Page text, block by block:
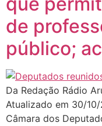
de
público;
Da Redação Rádio
Atualizado em 30/
Câmara dos